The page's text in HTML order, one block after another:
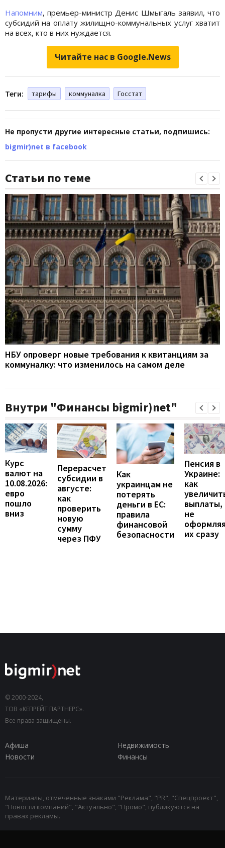
Напомним, премьер-министр Денис Шмыгаль заявил, что
субсидий на оплату жилищно-коммунальных услуг хватит
на всех, кто в них нуждается.
Читайте нас в Google.News
Теги: тарифы коммуналка Госстат
Не пропусти другие интересные статьи, подпишись:
bigmir)net в facebook
Статьи по теме
НБУ опроверг новые требования к квитанциям за
коммуналку: что изменилось на самом деле
Внутри "Финансы bigmir)net"
Курс
валют на
10.08.2026:
евро
пошло
вниз
Перерасчет
субсидии в
августе:
как
проверить
новую
сумму
через ПФУ
Как
украинцам не
потерять
деньги в ЕС:
правила
финансовой
безопасности
Пенсия в
Украине:
как
выплаты,
не
их сразу
© 2000-2024,
ТОВ «КЕПРЕЙТ ПАРТНЕРС».
Все права защищены.
Афиша
Недвижимость
Новости
Финансы
Материалы, отмеченные знаками "Реклама", "PR", "Спецпроект",
"Новости компаний", "Актуально", "Промо", публикуются на
правах рекламы.